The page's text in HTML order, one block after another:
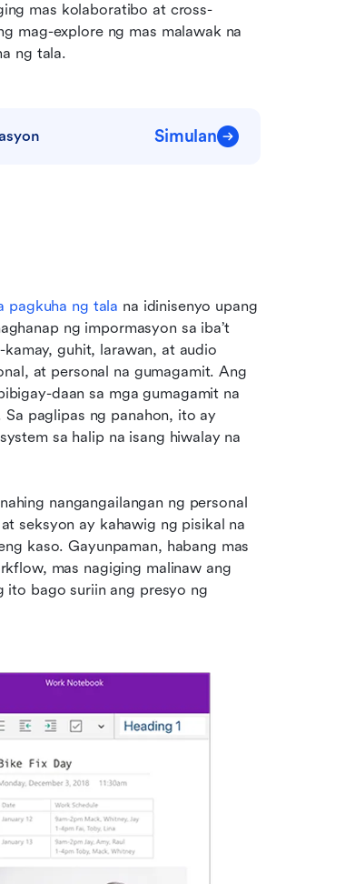
mas kolaboratibo at cross-
mag-explore ng mas malawak na
ng tala.
Simulan
pagkuha ng tala na idinisenyo upang
ng impormasyon sa iba’t
guhit, larawan, at audio
at personal na gumagamit. Ang
daan sa mga gumagamit na
paglipas ng panahon, ito ay
sa halip na isang hiwalay na
nangangailangan ng personal
seksyon ay kahawig ng pisikal na
kaso. Gayunpaman, habang mas
mas nagiging malinaw ang
ito bago suriin ang presyo ng